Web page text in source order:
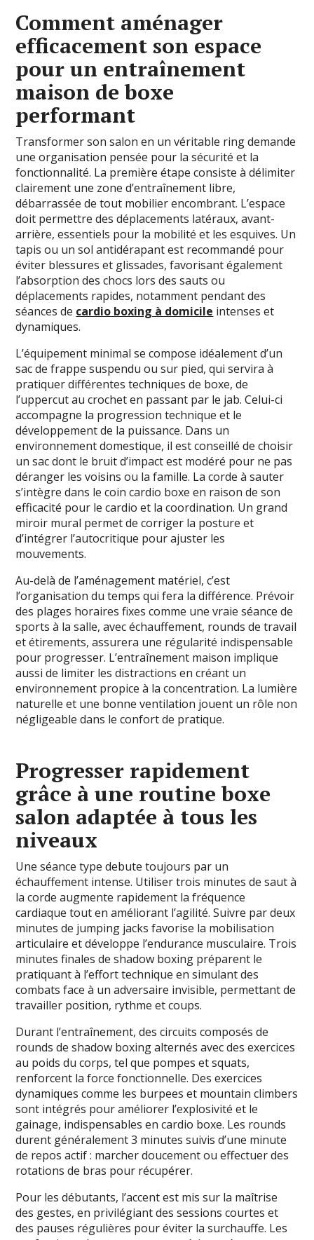
Comment aménager
efficacement son espace
pour un entraînement
maison de boxe
performant
Transformer son salon en un véritable ring demande
une organisation pensée pour la sécurité et la
fonctionnalité. La première étape consiste à délimiter
clairement une zone d’entraînement libre,
débarrassée de tout mobilier encombrant. L’espace
doit permettre des déplacements latéraux, avant-
arrière, essentiels pour la mobilité et les esquives. Un
tapis ou un sol antidérapant est recommandé pour
éviter blessures et glissades, favorisant également
l’absorption des chocs lors des sauts ou
déplacements rapides, notamment pendant des
séances de cardio boxing à domicile intenses et
dynamiques.
L’équipement minimal se compose idéalement d’un
sac de frappe suspendu ou sur pied, qui servira à
pratiquer différentes techniques de boxe, de
l’uppercut au crochet en passant par le jab. Celui-ci
accompagne la progression technique et le
développement de la puissance. Dans un
environnement domestique, il est conseillé de choisir
un sac dont le bruit d’impact est modéré pour ne pas
déranger les voisins ou la famille. La corde à sauter
s’intègre dans le coin cardio boxe en raison de son
efficacité pour le cardio et la coordination. Un grand
miroir mural permet de corriger la posture et
d’intégrer l’autocritique pour ajuster les
mouvements.
Au-delà de l’aménagement matériel, c’est
l’organisation du temps qui fera la différence. Prévoir
des plages horaires fixes comme une vraie séance de
sports à la salle, avec échauffement, rounds de travail
et étirements, assurera une régularité indispensable
pour progresser. L’entraînement maison implique
aussi de limiter les distractions en créant un
environnement propice à la concentration. La lumière
naturelle et une bonne ventilation jouent un rôle non
négligeable dans le confort de pratique.
Progresser rapidement
grâce à une routine boxe
salon adaptée à tous les
niveaux
Une séance type debute toujours par un
échauffement intense. Utiliser trois minutes de saut à
la corde augmente rapidement la fréquence
cardiaque tout en améliorant l’agilité. Suivre par deux
minutes de jumping jacks favorise la mobilisation
articulaire et développe l’endurance musculaire. Trois
minutes finales de shadow boxing préparent le
pratiquant à l’effort technique en simulant des
combats face à un adversaire invisible, permettant de
travailler position, rythme et coups.
Durant l’entraînement, des circuits composés de
rounds de shadow boxing alternés avec des exercices
au poids du corps, tel que pompes et squats,
renforcent la force fonctionnelle. Des exercices
dynamiques comme les burpees et mountain climbers
sont intégrés pour améliorer l’explosivité et le
gainage, indispensables en cardio boxe. Les rounds
durent généralement 3 minutes suivis d’une minute
de repos actif : marcher doucement ou effectuer des
rotations de bras pour récupérer.
Pour les débutants, l’accent est mis sur la maîtrise
des gestes, en privilégiant des sessions courtes et
des pauses régulières pour éviter la surchauffe. Les